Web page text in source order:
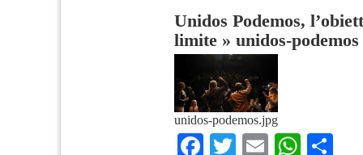
Unidos Podemos,
limite » unidos-podemos
unidos-podemos.jpg
Facebook
TwitterEmail